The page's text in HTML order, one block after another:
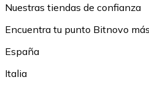
Nuestras tiendas de confianza
Encuentra tu punto Bitnovo
España
Italia